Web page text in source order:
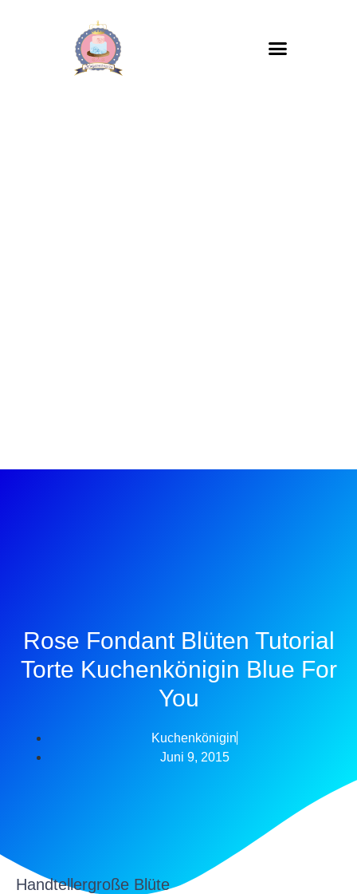
Rose Fondant Blüten Tutorial
Torte Kuchenkönigin Blue For
You
Kuchenkönigin
Juni 9, 2015
Handtellergroße Blüte